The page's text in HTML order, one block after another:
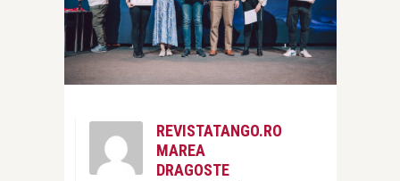
REVISTATANGO.RO
MAREA
DRAGOSTE